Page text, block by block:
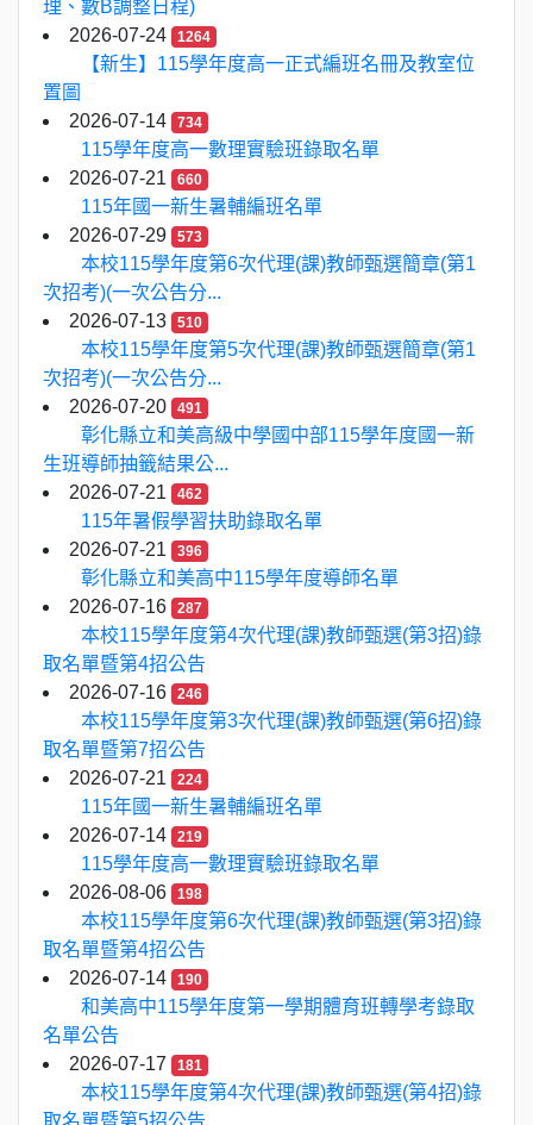
理、數B調整日程)
2026-07-24
1264
【新生】115學年度高一正式編班名冊及教室位
置圖
2026-07-14
734
115學年度高一數理實驗班錄取名單
2026-07-21
660
115年國一新生暑輔編班名單
2026-07-29
573
本校115學年度第6次代理(課)教師甄選簡章(第1
次招考)(一次公告分...
2026-07-13
510
本校115學年度第5次代理(課)教師甄選簡章(第1
次招考)(一次公告分...
2026-07-20
491
彰化縣立和美高級中學國中部115學年度國一新
生班導師抽籤結果公...
2026-07-21
462
115年暑假學習扶助錄取名單
2026-07-21
396
彰化縣立和美高中115學年度導師名單
2026-07-16
287
本校115學年度第4次代理(課)教師甄選(第3招)錄
取名單暨第4招公告
2026-07-16
246
本校115學年度第3次代理(課)教師甄選(第6招)錄
取名單暨第7招公告
2026-07-21
224
115年國一新生暑輔編班名單
2026-07-14
219
115學年度高一數理實驗班錄取名單
2026-08-06
198
本校115學年度第6次代理(課)教師甄選(第3招)錄
取名單暨第4招公告
2026-07-14
190
和美高中115學年度第一學期體育班轉學考錄取
名單公告
2026-07-17
181
本校115學年度第4次代理(課)教師甄選(第4招)錄
取名單暨第5招公告